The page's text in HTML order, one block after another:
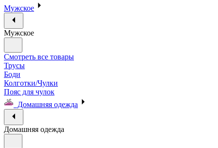
Мужское
Мужское
Смотреть все товары
Трусы
Боди
Колготки/Чулки
Пояс для чулок
Домашняя одежда
Домашняя одежда